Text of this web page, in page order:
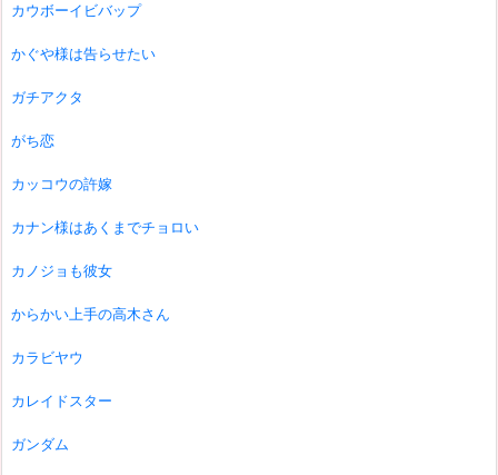
カウボーイビバップ
かぐや様は告らせたい
ガチアクタ
がち恋
カッコウの許嫁
カナン様はあくまでチョロい
カノジョも彼女
からかい上手の高木さん
カラビヤウ
カレイドスター
ガンダム